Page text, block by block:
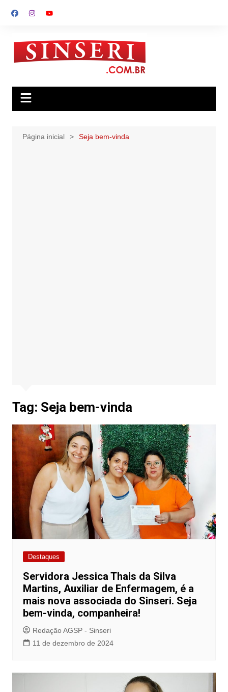
para
conteúdo
Página inicial Seja bem-vinda
Tag: Seja bem-vinda
Destaques
Servidora Jessica Thais da Silva
Martins, Auxiliar de Enfermagem, é a
mais nova associada do Sinseri. Seja
bem-vinda, companheira!
Redação AGSP - Sinseri
11 de dezembro de 2024